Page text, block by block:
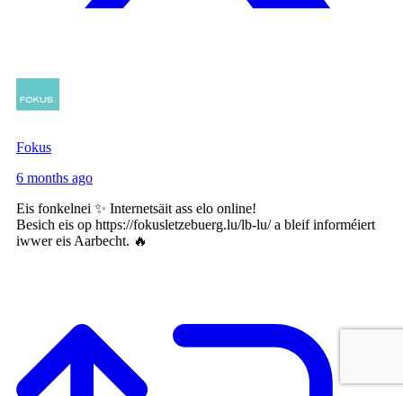
Fokus
6 months ago
Eis fonkelnei ✨ Internetsäit ass elo online!
Besich eis op https://fokusletzebuerg.lu/lb-lu/ a bleif informéiert
iwwer eis Aarbecht. 🔥